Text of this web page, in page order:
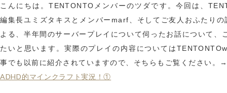
こんにちは。TENTONTOメンバーのツダです。今回は、
編集長ユミズタキスとメンバーmarf、そしてご友人おふたりの
よる、半年間のサーバープレイについて伺ったお話について、
たいと思います。実際のプレイの内容については
事でも以前に紹介されていますので、そちらもご覧ください
ADHD的マインクラフト実況！①